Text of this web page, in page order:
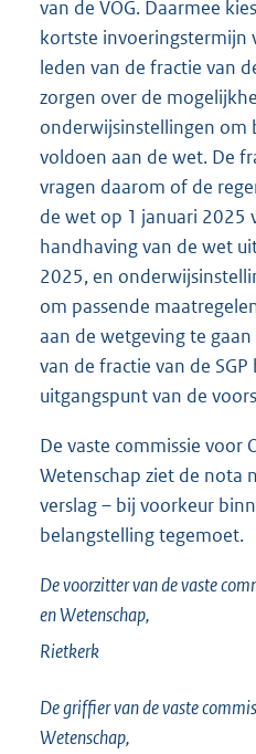
van de VOG. Daarmee
kortste invoeringstermijn
leden van de fractie van
zorgen over de
onderwijsinstellingen
voldoen aan de wet. De
vragen daarom of de
de wet op 1 januari 2025
handhaving van de wet
2025, en
om passende
aan de wetgeving te
van de fractie van de
uitgangspunt van de
De vaste commissie voor
Wetenschap ziet de nota
verslag – bij voorkeur
belangstelling tegemoet.
De voorzitter van de vaste
en Wetenschap,
Rietkerk
De griffier van de vaste
Wetenschap,